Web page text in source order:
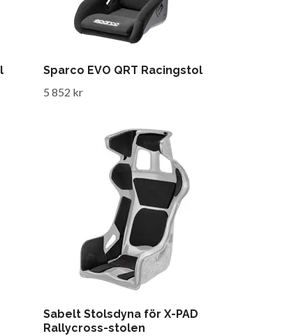
Sparco EVO QRT Racingstol
5 852 kr
Sabelt Stolsdyna för X-PAD
Rallycross-stolen